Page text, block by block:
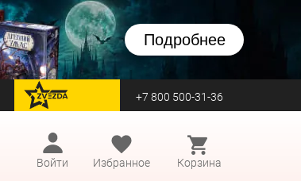
Подробнее
перейти на Zvezda +7 800 500-31-36
Войти
Избранное Корзина